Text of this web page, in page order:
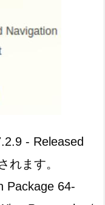
- Released
れます。
Package 64-